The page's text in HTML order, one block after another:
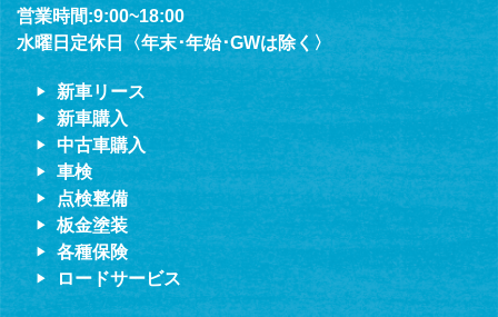
営業時間:9:00~18:00
水曜日定休日〈年末･年始･GWは除く〉
新車リース
新車購入
中古車購入
車検
点検整備
板金塗装
各種保険
ロードサービス